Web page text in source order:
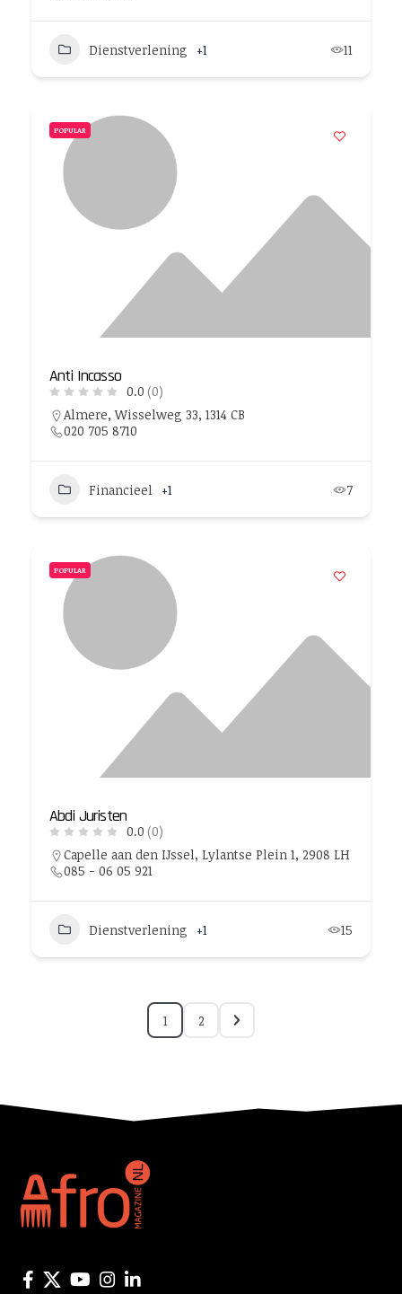
Dienstverlening +1 11
POPULAR
Anti Incasso
0.0 (0)
Almere, Wisselweg 33, 1314 CB
020 705 8710
Financieel +1 7
POPULAR
Abdi Juristen
0.0 (0)
Capelle aan den IJssel, Lylantse Plein 1, 2908 LH
085 - 06 05 921
Dienstverlening +1 15
1 2